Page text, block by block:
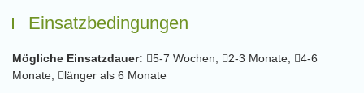
Einsatzbedingungen
Mögliche Einsatzdauer: 5-7 Wochen, 2-3 Monate,
4-6
Monate,
länger als 6 Monate